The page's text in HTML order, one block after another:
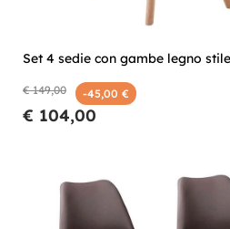
Set 4 sedie con gambe legno
€ 149,00 -45,00 €
€ 104,00